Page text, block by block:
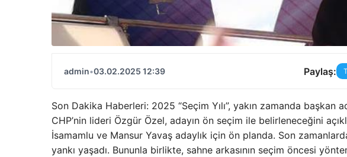
admin•03.02.2025 12:39 Paylaş:
Son Dakika Haberleri: 2025 “Seçim Yılı”, yakın zamanda başkan
CHP’nin lideri Özgür Özel, adayın ön seçim ile belirleneceğini
İsamamlu ve Mansur Yavaş adaylık için ön planda. Son
yankı yaşadı. Bununla birlikte, sahne arkasının seçim öncesi